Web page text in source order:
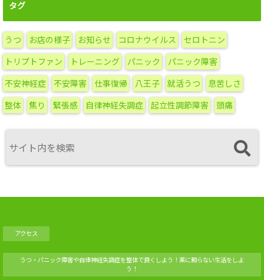
ー
カ
イ
ブ
タグ
うつ お店の様子 お知らせ コロナウイルス セロトニン
トリプトファン トレーニング パニック パニック障害
不安神経症 不安障害 仕事復帰 八王子 就活うつ 息苦しさ
整体 焦り 緊張感 自律神経失調症 起立性調節障害 頭痛
アクセス
うつ・パニック障害や自律神経失調症を整体で良くしよう！薬に頼らない生活をしよ
う！